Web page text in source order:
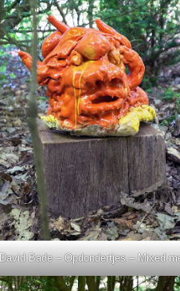
David Bade – Opdondertjes – Mixed